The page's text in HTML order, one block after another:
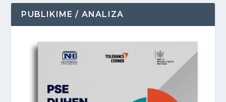
PUBLIKIME / ANALIZA